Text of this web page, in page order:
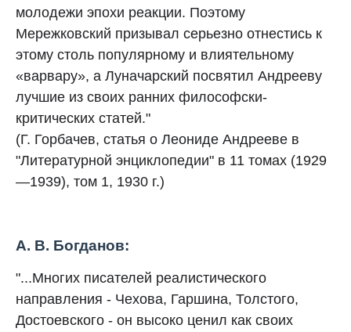
молодежи эпохи реакции. Поэтому
Мережковский призывал серьезно отнестись к
этому столь популярному и влиятельному
«варвару», а Луначарский посвятил Андрееву
лучшие из своих ранних философски-
критических статей."
(Г. Горбачев, статья о Леониде Андрееве в
"Литературной энциклопедии" в 11 томах (1929
—1939), том 1, 1930 г.)
А. В. Богданов:
"...Многих писателей реалистического
направления - Чехова, Гаршина, Толстого,
Достоевского - он высоко ценил как своих